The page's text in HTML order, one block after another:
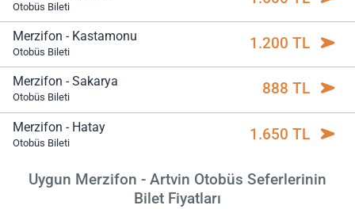
Otobüs Bileti
Merzifon - Kastamonu
Otobüs Bileti 1.200 TL
Merzifon - Sakarya
Otobüs Bileti 888 TL
Merzifon - Hatay
Otobüs Bileti 1.650 TL
Uygun Merzifon - Artvin Otobüs Seferlerinin
Bilet Fiyatları